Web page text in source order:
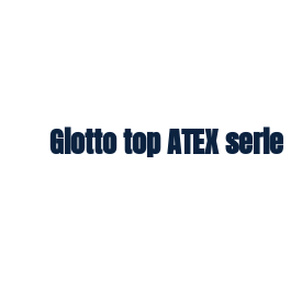
Giotto top ATEX serie